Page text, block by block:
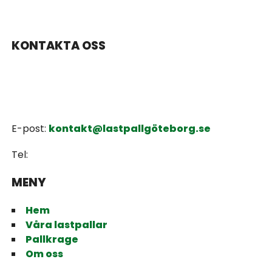
KONTAKTA OSS
E-post: kontakt@lastpallgöteborg.se
Tel:
MENY
Hem
Våra lastpallar
Pallkrage
Om oss